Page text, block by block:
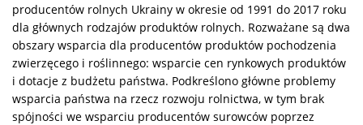
producentów rolnych Ukrainy w okresie od 1991 do 2017 roku
dla głównych rodzajów produktów rolnych. Rozważane są dwa
obszary wsparcia dla producentów produktów pochodzenia
zwierzęcego i roślinnego: wsparcie cen rynkowych produktów
i dotacje z budżetu państwa. Podkreślono główne problemy
wsparcia państwa na rzecz rozwoju rolnictwa, w tym brak
spójności we wsparciu producentów surowców poprzez